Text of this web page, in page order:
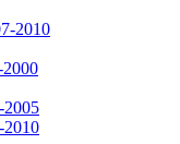
2010
2005
2010